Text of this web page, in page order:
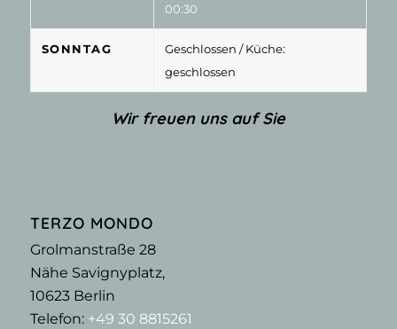
00:30
SONNTAG Geschlossen / Küche:
geschlossen
Wir freuen uns auf Sie
TERZO MONDO
Grolmanstraße 28
Nähe Savignyplatz,
10623Berlin
Telefon: +49 30 8815261